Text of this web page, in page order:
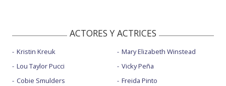
ACTORES Y ACTRICES
Kristin Kreuk
Lou Taylor Pucci
Cobie Smulders
Mary Elizabeth Winstead
Vicky Peña
Freida Pinto